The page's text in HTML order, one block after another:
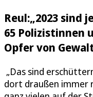
Reul:„2023 sind
65 Polizistinnen
Opfer von
„Das sind
dort draußen immer